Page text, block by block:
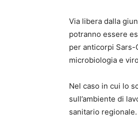
Via libera dalla
potranno essere
per anticorpi
microbiologia e
Nel caso in cui lo
sull’ambiente di
sanitario regionale.